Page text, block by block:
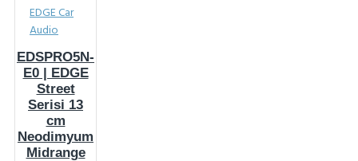
EDGE Car
Audio
EDSPRO5N-
E0 | EDGE
Street
Serisi 13
cm
Neodimyum
Midrange